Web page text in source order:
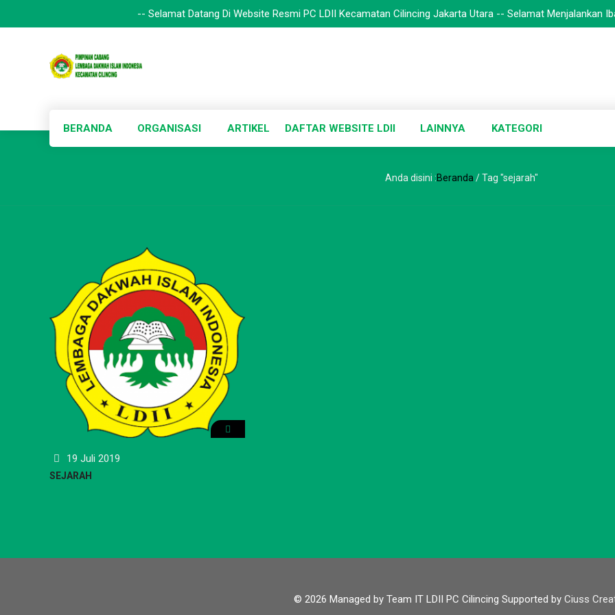
-- Selamat Datang Di Website Resmi PC LDII Kecamatan Cilincing Jakarta Utara -- Selamat
BERANDA ORGANISASI ARTIKEL DAFTAR WEBSITE LDII LAINNYA KATEGORI
Anda disini :Beranda /Tag "sejarah"
19 Juli 2019
SEJARAH
© 2026 Managed by Team IT LDII PC Cilincing Supported by Ciuss